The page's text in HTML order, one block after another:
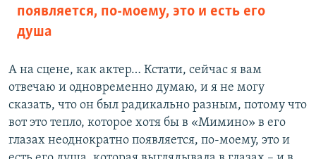
появляется, по-моему, это и есть его
душа
А на сцене, как актер… Кстати, сейчас я вам
отвечаю и одновременно думаю, и я не могу
сказать, что он был радикально разным, потому что
вот это тепло, которое хотя бы в «Мимино» в его
глазах неоднократно появляется, по-моему, это и